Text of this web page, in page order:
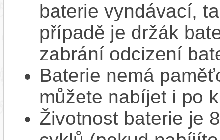
baterie vyndávací,
případě je držák
zabrání odcizení
Baterie nemá
můžete nabíjet i po
Životnost baterie je